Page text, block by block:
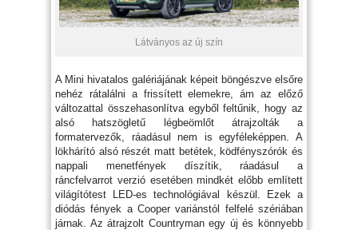
Látványos az új szín
A Mini hivatalos galériájának képeit böngészve elsőre
nehéz rátalálni a frissített elemekre, ám az előző
változattal összehasonlítva egyből feltűnik, hogy az
alsó hatszögletű légbeömlőt átrajzolták a
formatervezők, ráadásul nem is egyféleképpen. A
lökhárító alsó részét matt betétek, ködfényszórók és
nappali menetfények díszítik, ráadásul a
ráncfelvarrot verzió esetében mindkét előbb említett
világítótest LED-es technológiával készül. Ezek a
diódás fények a Cooper variánstól felfelé szériában
járnak. Az átrajzolt Countryman egy új és könnyebb